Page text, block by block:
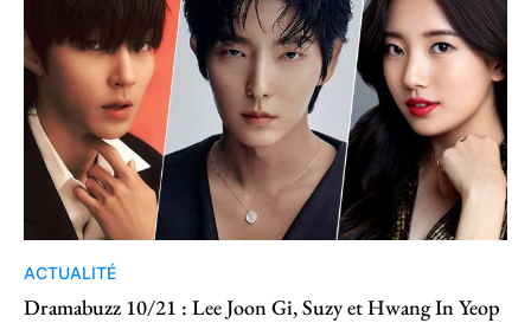
ACTUALITÉ
Dramabuzz 10/21 : Lee Joon Gi, Suzy et Hwang In Yeop